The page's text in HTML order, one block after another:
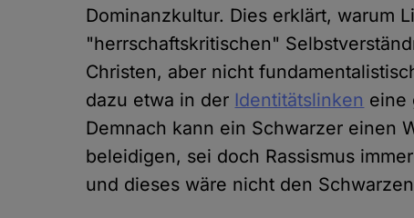
Dominanzkultur. Dies erklärt, warum
"herrschaftskritischen"
Christen, aber nicht
dazu etwa in der Identitätslinken eine
Demnach kann ein Schwarzer einen
beleidigen, sei doch Rassismus
und dieses wäre nicht den